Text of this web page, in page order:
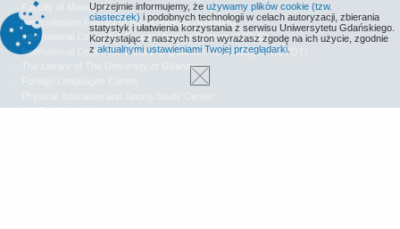
Faculty of Management
Intercollegiate Faculty of Biotechnology UG&MUG
International Centre for Cancer Vaccine Science (ICCVS)
International Centre for Theory of Quantum Technologies (ICTQT)
The Library of The University of Gdańsk
UG Publishing House
Uprzejmie informujemy, że używamy plików cookie (tzw.
ciasteczek) i podobnych technologii w celach autoryzacji, zbierania
statystyk i ułatwienia korzystania z serwisu Uniwersytetu Gdańskiego.
Korzystając z naszych stron wyrażasz zgodę na ich użycie, zgodnie
z aktualnymi ustawieniami Twojej przeglądarki